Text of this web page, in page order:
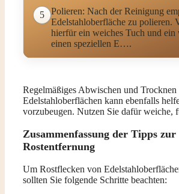
5
Polieren: Nach der Reinigung
Edelstahloberfläche zu polieren.
hierfür ein weiches Tuch und
einen speziellen E….
Regelmäßiges Abwischen und Trocknen
Edelstahloberflächen kann ebenfalls
vorzubeugen. Nutzen Sie dafür weiche,
Zusammenfassung der Tipps zur
Rostentfernung
Um Rostflecken von
sollten Sie folgende Schritte beachten: